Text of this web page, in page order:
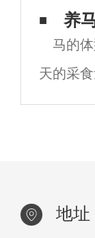
马队运
等工程
养
马的
天的采
以保证
地址